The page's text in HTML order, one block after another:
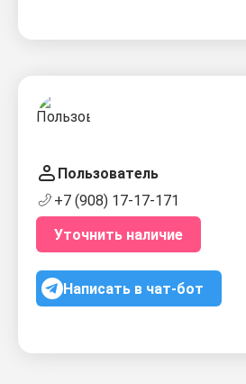
Пользователь
+7 (908) 17-17-171
Уточнить наличие
Написать в чат-бот